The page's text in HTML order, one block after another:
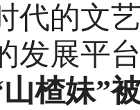
代的文
发展平
山楂妹”